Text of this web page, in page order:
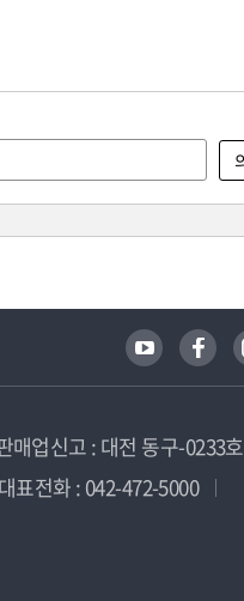
매업신고 : 대전 동구-0233호
대표전화 : 042-472-5000